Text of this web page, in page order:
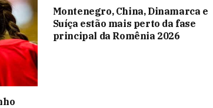
Montenegro, China, Dinamarca e
Suíça estão mais perto da fase
principal da Romênia 2026